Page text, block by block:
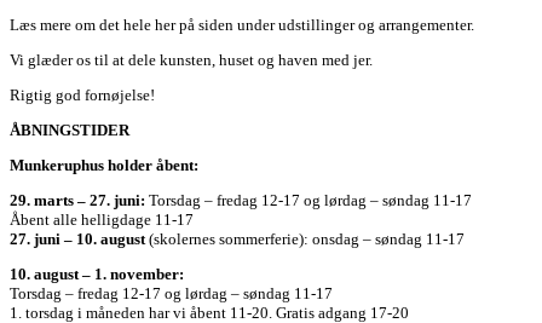
Læs mere om det hele her på siden under udstillinger og arrangementer.
Vi glæder os til at dele kunsten, huset og haven med jer.
Rigtig god fornøjelse!
ÅBNINGSTIDER
Munkeruphus holder åbent:
29. marts – 27. juni: Torsdag – fredag 12-17 og lørdag – søndag 11-17
Åbent alle helligdage 11-17
27. juni – 10. august(skolernes sommerferie): onsdag – søndag 11-17
10. august – 1. november:
Torsdag – fredag 12-17 og lørdag – søndag 11-17
1. torsdag i måneden har vi åbent 11-20. Gratis adgang 17-20